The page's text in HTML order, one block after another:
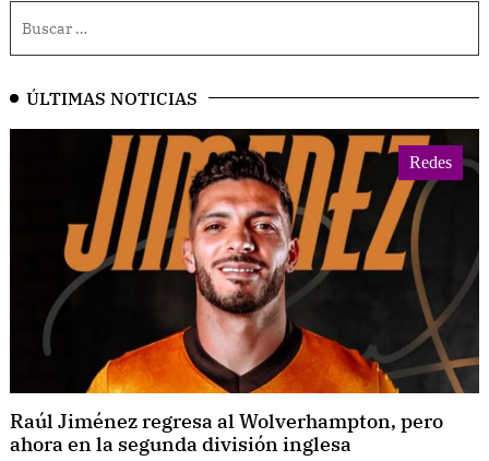
ÚLTIMAS NOTICIAS
Redes
Raúl Jiménez regresa al Wolverhampton, pero
ahora en la segunda división inglesa